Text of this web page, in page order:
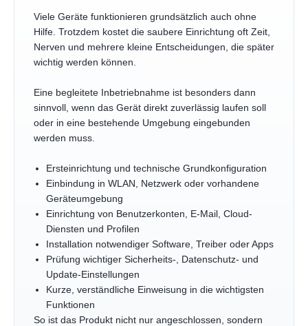
Viele Geräte funktionieren grundsätzlich auch ohne
Hilfe. Trotzdem kostet die saubere Einrichtung oft Zeit,
Nerven und mehrere kleine Entscheidungen, die später
wichtig werden können.
Eine begleitete Inbetriebnahme ist besonders dann
sinnvoll, wenn das Gerät direkt zuverlässig laufen soll
oder in eine bestehende Umgebung eingebunden
werden muss.
Ersteinrichtung und technische Grundkonfiguration
Einbindung in WLAN, Netzwerk oder vorhandene
Geräteumgebung
Einrichtung von Benutzerkonten, E-Mail, Cloud-
Diensten und Profilen
Installation notwendiger Software, Treiber oder Apps
Prüfung wichtiger Sicherheits-, Datenschutz- und
Update-Einstellungen
Kurze, verständliche Einweisung in die wichtigsten
Funktionen
So ist das Produkt nicht nur angeschlossen, sondern